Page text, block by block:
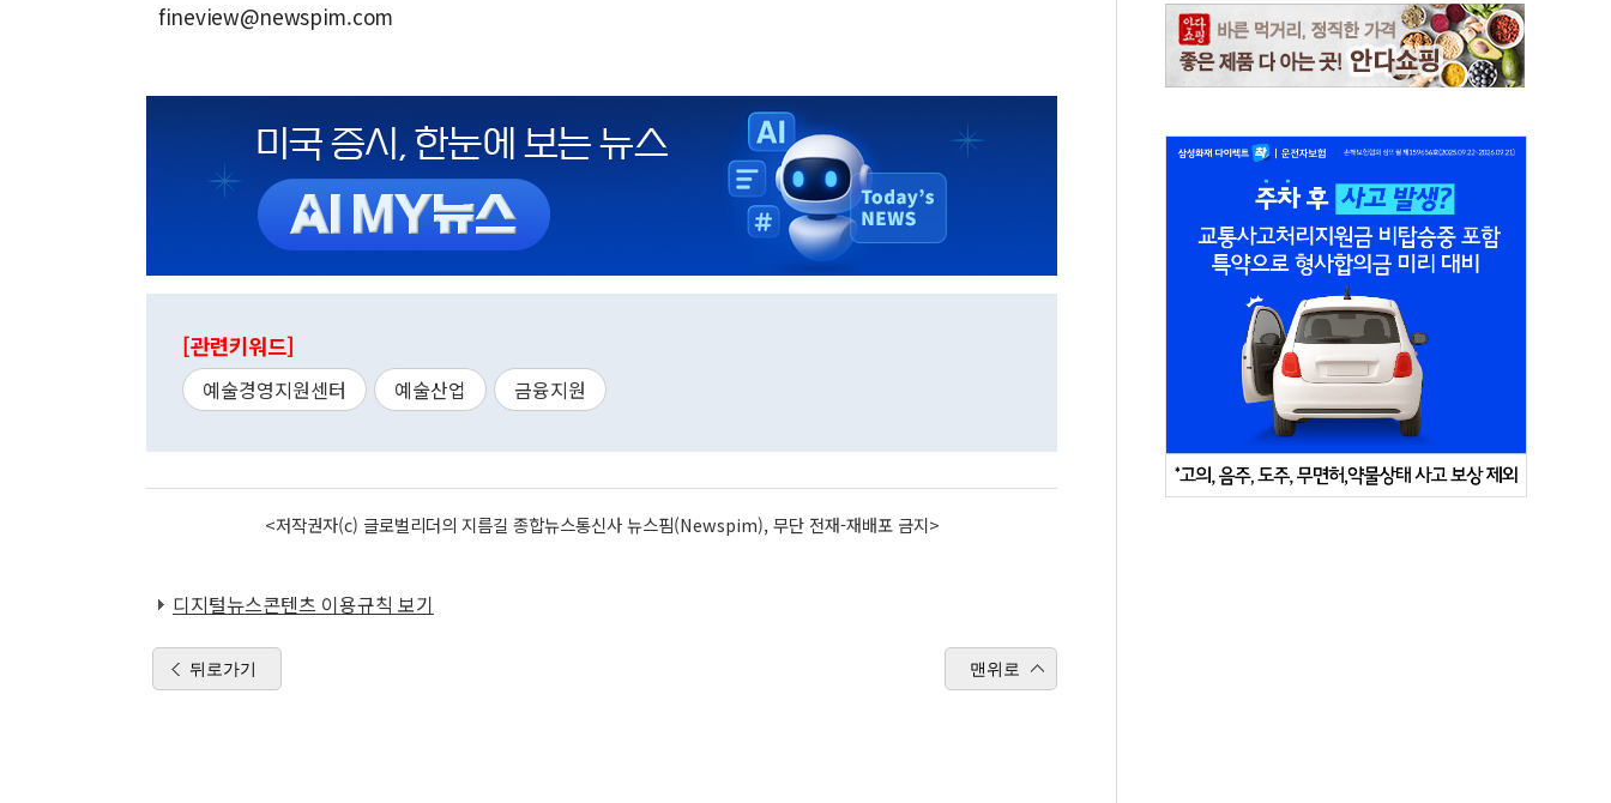
fineview@newspim.com
[관련키워드]
예술경영지원센터 예술산업 금융지원
<저작권자(c) 글로벌리더의 지름길 종합뉴스통신사 뉴스핌(Newspim), 무단 전재-재배포 금지>
디지털뉴스콘텐츠 이용규칙 보기
뒤로가기 맨위로